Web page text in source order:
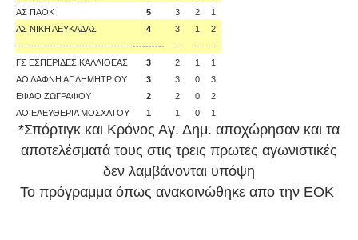
ΑΣ ΠΑΟΚ
5 3 2
1
ΑΣ ΝΙΚΗ ΛΕΥΚΑΔΑΣ
4 3 1
2
---------------------------------------------- --- ---
---
ΓΣ ΕΣΠΕΡΙΔΕΣ ΚΑΛΛΙΘΕΑΣ
3 2 1
1
ΑΟ ΔΑΦΝΗ ΑΓ.ΔΗΜΗΤΡΙΟΥ
3 3 0
3
ΕΦΑΟ ΖΩΓΡΑΦΟΥ
2 2 0
2
ΑΟ ΕΛΕΥΘΕΡΙΑ ΜΟΣΧΑΤΟΥ
1 1 0 1
*Σπόρτιγκ και Κρόνος Αγ. Δημ. αποχώρησαν και τα
αποτελέσματά τους στις τρεις πρωτες αγωνιστικές
δεν λαμβάνονται υπόψη
To πρόγραμμα όπως ανακοινώθηκε απο την ΕΟΚ